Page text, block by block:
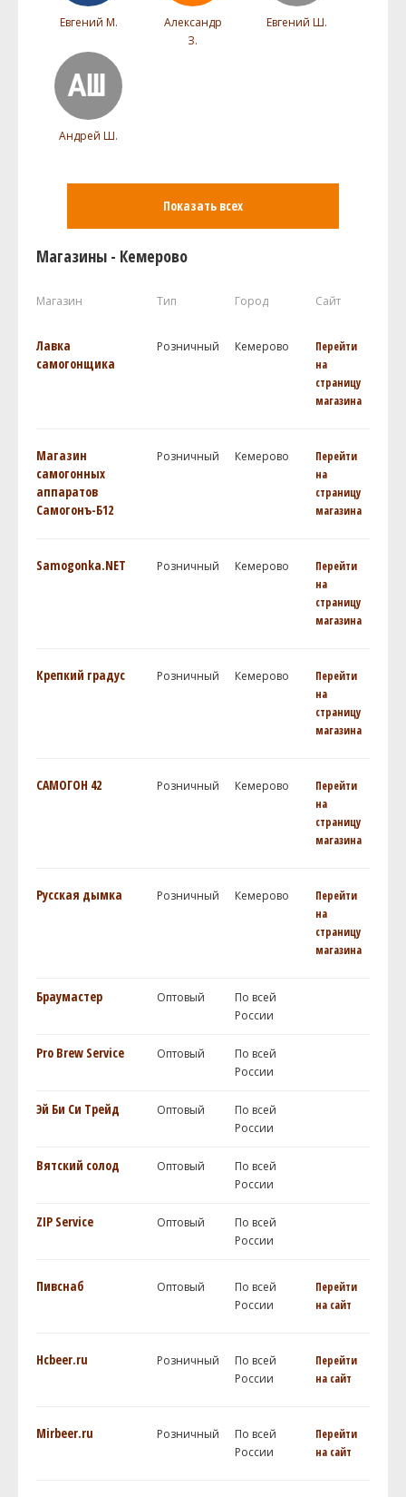
Евгений М.
Александр
З.
Евгений Ш.
Андрей Ш.
Показать всех
Магазины - Кемерово
Магазин Тип Город Сайт
Лавка
самогонщика
Розничный Кемерово
Перейти
на
страницу
магазина
Магазин
самогонных
аппаратов
Самогонъ-Б12
Розничный Кемерово
Перейти
на
страницу
магазина
Samogonka.NET Розничный Кемерово
Перейти
на
страницу
магазина
Крепкий градус Розничный Кемерово
Перейти
на
страницу
магазина
САМОГОН 42 Розничный Кемерово
Перейти
на
страницу
магазина
Русская дымка Розничный Кемерово
Перейти
на
страницу
магазина
Браумастер Оптовый
По всей
России
Pro Brew Service Оптовый
По всей
России
Эй Би Си Трейд Оптовый
По всей
России
Вятский солод Оптовый
По всей
России
ZIP Service Оптовый
По всей
России
Пивснаб Оптовый
По всей
России
Перейти
на сайт
Hcbeer.ru Розничный
По всей
России
Перейти
на сайт
Mirbeer.ru Розничный
По всей
России
Перейти
на сайт